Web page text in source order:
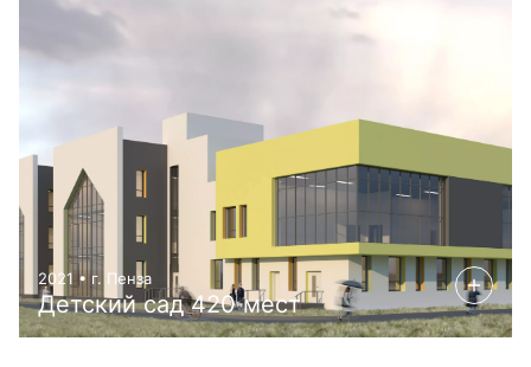
2021 • г. Пенза
Детский сад 420 мест